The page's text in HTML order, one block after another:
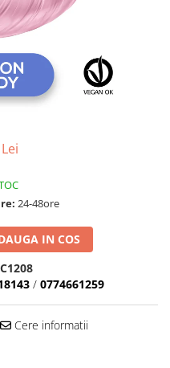
24-48ore
IN COS
C1208
/ 0774661259
Cere informatii